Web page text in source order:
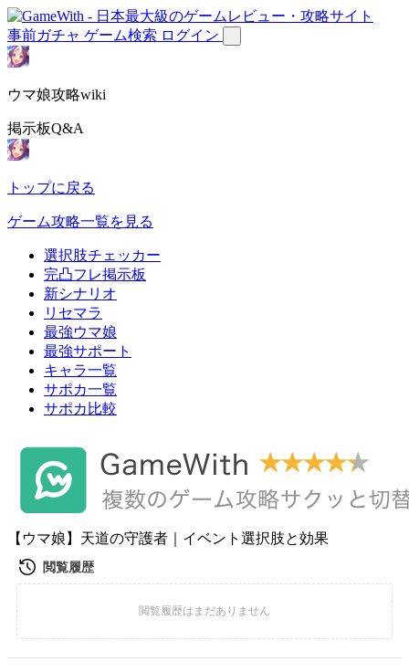
事前ガチャ ゲーム検索 ログイン
ウマ娘攻略wiki
掲示板Q&A
トップに戻る
ゲーム攻略一覧を見る
選択肢チェッカー
完凸フレ掲示板
新シナリオ
リセマラ
最強ウマ娘
最強サポート
キャラ一覧
サポカ一覧
サポカ比較
【ウマ娘】天道の守護者｜イベント選択肢と効果